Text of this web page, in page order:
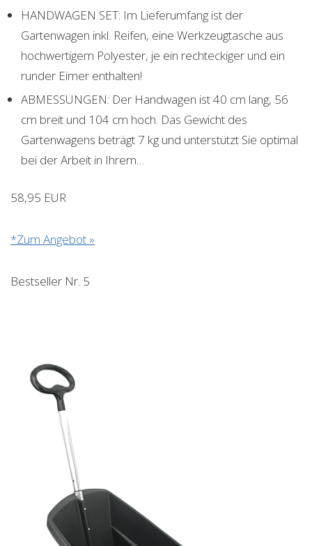
HANDWAGEN SET: Im Lieferumfang ist der
Gartenwagen inkl. Reifen, eine Werkzeugtasche aus
hochwertigem Polyester, je ein rechteckiger und ein
runder Eimer enthalten!
ABMESSUNGEN: Der Handwagen ist 40 cm lang, 56
cm breit und 104 cm hoch. Das Gewicht des
Gartenwagens beträgt 7 kg und unterstützt Sie optimal
bei der Arbeit in Ihrem…
58,95 EUR
*Zum Angebot »
Bestseller Nr. 5